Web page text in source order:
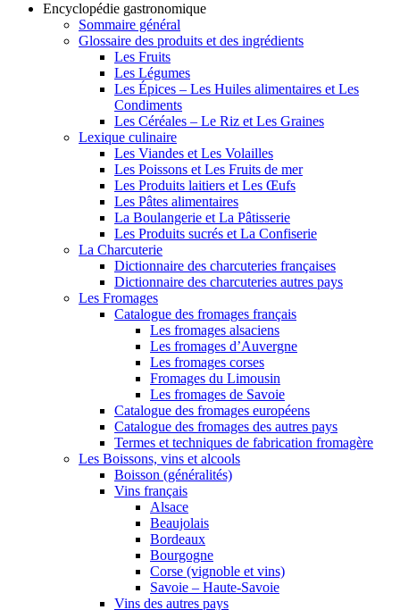
Encyclopédie gastronomique
Sommaire général
Glossaire des produits et des ingrédients
Les Fruits
Les Légumes
Les Épices – Les Huiles alimentaires et Les
Condiments
Les Céréales – Le Riz et Les Graines
Lexique culinaire
Les Viandes et Les Volailles
Les Poissons et Les Fruits de mer
Les Produits laitiers et Les Œufs
Les Pâtes alimentaires
La Boulangerie et La Pâtisserie
Les Produits sucrés et La Confiserie
La Charcuterie
Dictionnaire des charcuteries françaises
Dictionnaire des charcuteries autres pays
Les Fromages
Catalogue des fromages français
Les fromages alsaciens
Les fromages d’Auvergne
Les fromages corses
Fromages du Limousin
Les fromages de Savoie
Catalogue des fromages européens
Catalogue des fromages des autres pays
Termes et techniques de fabrication fromagère
Les Boissons, vins et alcools
Boisson (généralités)
Vins français
Alsace
Beaujolais
Bordeaux
Bourgogne
Corse (vignoble et vins)
Savoie – Haute-Savoie
Vins des autres pays